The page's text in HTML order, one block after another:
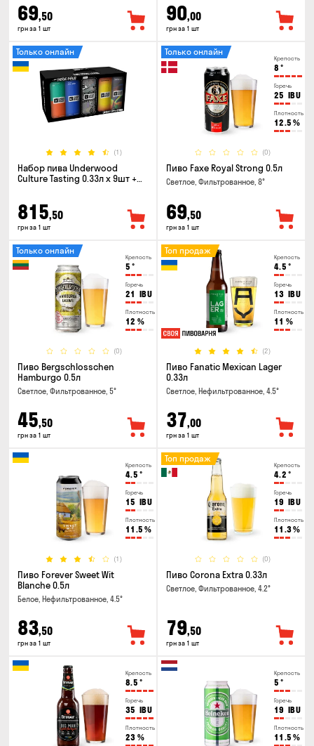
69,50
грн за 1 шт
90,00
грн за 1 шт
(1)
Только онлайн
Набор пива Underwood
Culture Tasting 0.33л x 9шт +
815,50
грн за 1 шт
Крепость
8 °
Горечь
25 IBU
Плотность
12.5 %
(0)
Только онлайн
Пиво Faxe Royal Strong 0.5л
Светлое, Фильтрованное, 8°
69,50
грн за 1 шт
Крепость
5 °
Горечь
21 IBU
Плотность
12 %
(0)
Только онлайн
Пиво Bergschlosschen
Hamburgo 0.5л
Светлое, Фильтрованное, 5°
45,50
грн за 1 шт
Крепость
4.5 °
Горечь
13 IBU
Плотность
11 %
(2)
Топ продаж
Пиво Fanatic Mexican Lager
0.33л
Светлое, Нефильтрованное, 4.5°
37,00
грн за 1 шт
Крепость
4.5 °
Горечь
15 IBU
Плотность
11.5 %
(1)
Пиво Forever Sweet Wit
Blanche 0.5л
Белое, Нефильтрованное, 4.5°
83,50
грн за 1 шт
Крепость
4.2 °
Горечь
19 IBU
Плотность
11.3%
(0)
Топ продаж
Пиво Corona Extra 0.33л
Светлое, Фильтрованное, 4.2°
79,50
грн за 1 шт
Крепость
8.5 °
Горечь
35 IBU
Плотность
23 %
Крепость
5 °
Горечь
19 IBU
Плотность
11.5 %